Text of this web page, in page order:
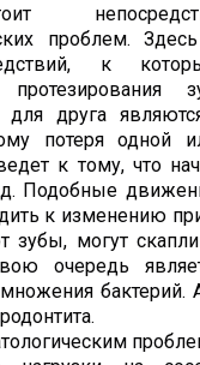
проблем.
к
протезирования
друга
потеря одной
к тому, что
Подобные
к изменению
зубы, могут
очередь
бактерий.